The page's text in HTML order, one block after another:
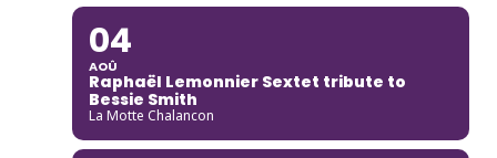
04
AOÛ
Raphaël Lemonnier Sextet tribute to
Bessie Smith
La Motte Chalancon